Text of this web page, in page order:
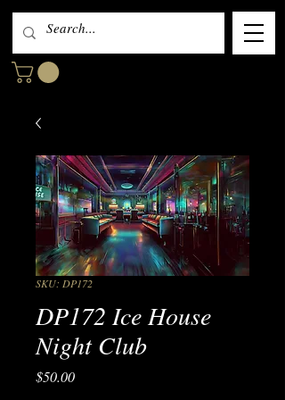
SKU: DP172
DP172 Ice House
Night Club
$50.00Price